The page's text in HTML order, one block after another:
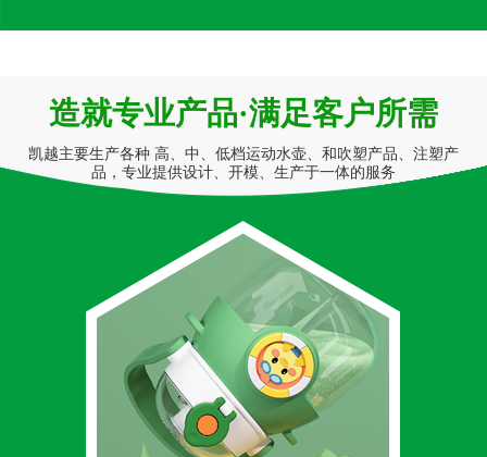
造就专业产品·满足客户所需
凯越主要生产各种 高、中、低档运动水壶、和吹塑产品、注塑产
品，专业提供设计、开模、生产于一体的服务